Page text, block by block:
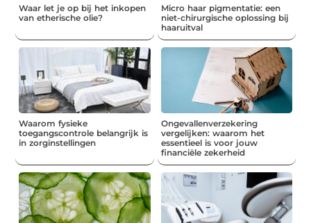
Waar let je op bij het inkopen
van etherische olie?
Micro haar pigmentatie: een
niet-chirurgische oplossing bij
haaruitval
Waarom fysieke
toegangscontrole belangrijk is
in zorginstellingen
Ongevallenverzekering
vergelijken: waarom het
essentieel is voor jouw
financiële zekerheid